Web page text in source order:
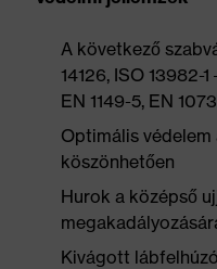
A következő
14126, ISO 13982-
EN 1149-5, EN
Optimális
köszönhetően
Hurok a középső
Kivágott